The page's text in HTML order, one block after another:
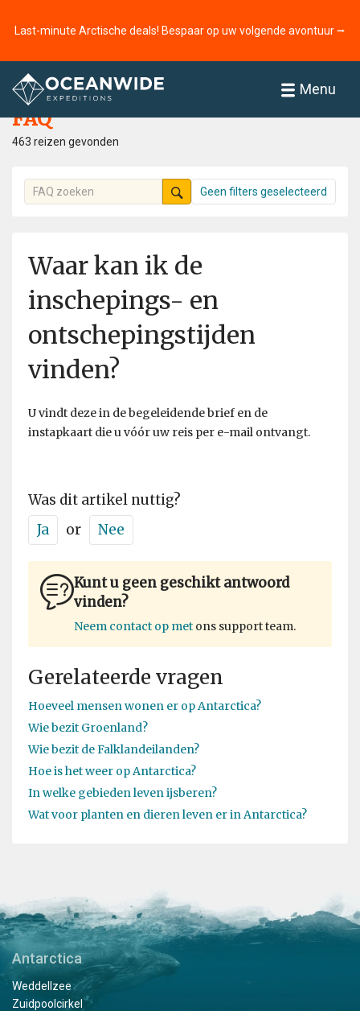
Last-minute Arctische deals! Bespaar op uw volgende avontuur ⭢
Menu
Home
FAQ
463 reizen gevonden
Geen filters geselecteerd
Waar kan ik de
inschepings- en
ontschepingstijden
vinden?
U vindt deze in de begeleidende brief en de
instapkaart die u vóór uw reis per e-mail ontvangt.
Was dit artikel nuttig?
Ja
or Nee
Kunt u geen geschikt antwoord
vinden?
Neem contact op met ons support team.
Gerelateerde vragen
Hoeveel mensen wonen er op Antarctica?
Wie bezit Groenland?
Wie bezit de Falklandeilanden?
Hoe is het weer op Antarctica?
In welke gebieden leven ijsberen?
Wat voor planten en dieren leven er in Antarctica?
Antarctica
Weddellzee
Zuidpoolcirkel